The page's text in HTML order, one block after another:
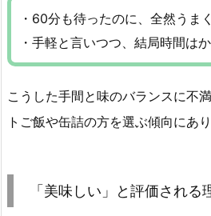
・60分も待ったのに、全然うま
・手軽と言いつつ、結局時間は
こうした手間と味のバランスに不
トご飯や缶詰の方を選ぶ傾向にあり
「美味しい」と評価される